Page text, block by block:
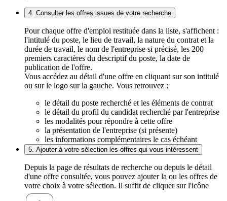
4. Consulter les offres issues de votre recherche
Pour chaque offre d'emploi restituée dans la liste, s'affichent :
l'intitulé du poste, le lieu de travail, la nature du contrat et la
durée de travail, le nom de l'entreprise si précisé, les 200
premiers caractères du descriptif du poste, la date de
publication de l'offre.
Vous accédez au détail d'une offre en cliquant sur son intitulé
ou sur le logo sur la gauche. Vous retrouvez :
le détail du poste recherché et les éléments de contrat
le détail du profil du candidat recherché par l'entreprise
les modalités pour répondre à cette offre
la présentation de l'entreprise (si présente)
les informations complémentaires le cas échéant
5. Ajouter à votre sélection les offres qui vous intéressent
Depuis la page de résultats de recherche ou depuis le détail
d'une offre consultée, vous pouvez ajouter la ou les offres de
votre choix à votre sélection. Il suffit de cliquer sur l'icône